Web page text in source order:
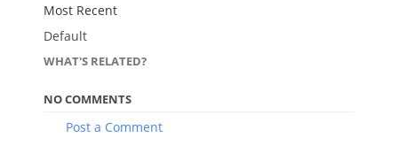
Most Recent
Default
WHAT'S RELATED?
NO COMMENTS
Post a Comment